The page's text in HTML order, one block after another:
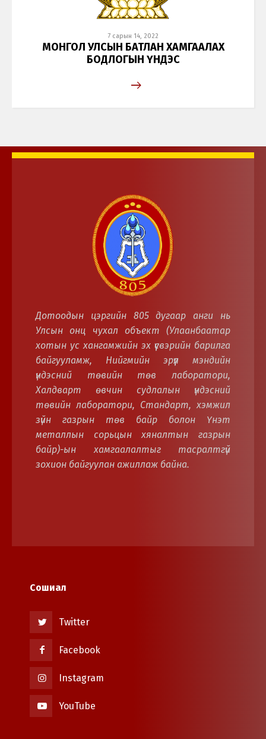
7 сарын 14, 2022
МОНГОЛ УЛСЫН БАТЛАН ХАМГААЛАХ
БОДЛОГЫН ҮНДЭС
Дотоодын цэргийн 805 дугаар анги нь
Улсын онц чухал объект (Улаанбаатар
хотын ус хангамжийн эх үүсвэрийн барилга
байгууламж, Нийгмийн эрүүл мэндийн
үндэсний төвийн төв лаборатори,
Халдварт өвчин судлалын үндэсний
төвийн лаборатори, Стандарт, хэмжил
зүйн газрын төв байр болон Үнэт
металлын сорьцын хяналтын газрын
байр)-ын хамгаалалтыг тасралтгүй
зохион байгуулан ажиллаж байна.
Сошиал
Twitter
Facebook
Instagram
YouTube
Хэл солих